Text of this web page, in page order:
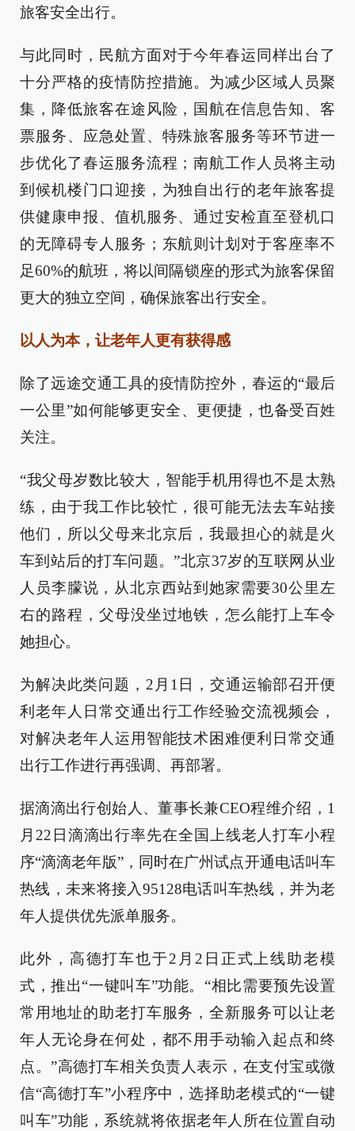
旅客安全出行。
与此同时，民航方面对于今年春运同样出台了
十分严格的疫情防控措施。为减少区域人员聚
集，降低旅客在途风险，国航在信息告知、客
票服务、应急处置、特殊旅客服务等环节进一
步优化了春运服务流程；南航工作人员将主动
到候机楼门口迎接，为独自出行的老年旅客提
供健康申报、值机服务、通过安检直至登机口
的无障碍专人服务；东航则计划对于客座率不
足60%的航班，将以间隔锁座的形式为旅客保留
更大的独立空间，确保旅客出行安全。
以人为本，让老年人更有获得感
除了远途交通工具的疫情防控外，春运的“最后
一公里”如何能够更安全、更便捷，也备受百姓
关注。
“我父母岁数比较大，智能手机用得也不是太熟
练，由于我工作比较忙，很可能无法去车站接
他们，所以父母来北京后，我最担心的就是火
车到站后的打车问题。”北京37岁的互联网从业
人员李朦说，从北京西站到她家需要30公里左
右的路程，父母没坐过地铁，怎么能打上车令
她担心。
为解决此类问题，2月1日，交通运输部召开便
利老年人日常交通出行工作经验交流视频会，
对解决老年人运用智能技术困难便利日常交通
出行工作进行再强调、再部署。
据滴滴出行创始人、董事长兼CEO程维介绍，1
月22日滴滴出行率先在全国上线老人打车小程
序“滴滴老年版”，同时在广州试点开通电话叫车
热线，未来将接入95128电话叫车热线，并为老
年人提供优先派单服务。
此外，高德打车也于2月2日正式上线助老模
式，推出“一键叫车”功能。“相比需要预先设置
常用地址的助老打车服务，全新服务可以让老
年人无论身在何处，都不用手动输入起点和终
点。”高德打车相关负责人表示，在支付宝或微
信“高德打车”小程序中，选择助老模式的“一键
叫车”功能，系统就将依据老年人所在位置自动